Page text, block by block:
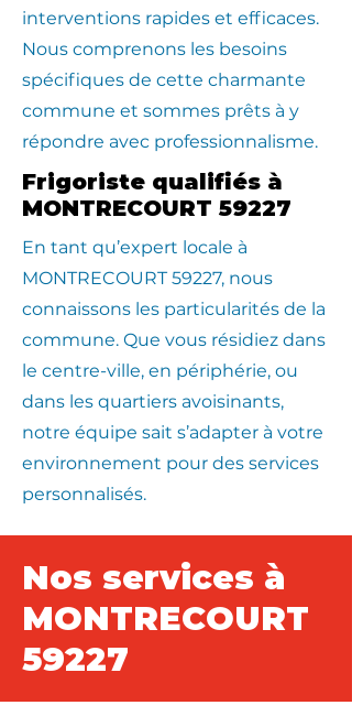
interventions rapides et efficaces.
Nous comprenons les besoins
spécifiques de cette charmante
commune et sommes prêts à y
répondre avec professionnalisme.
Frigoriste qualifiés à
MONTRECOURT 59227
En tant qu’expert locale à
MONTRECOURT 59227, nous
connaissons les particularités de la
commune. Que vous résidiez dans
le centre-ville, en périphérie, ou
dans les quartiers avoisinants,
notre équipe sait s’adapter à votre
environnement pour des services
personnalisés.
Nos services à
MONTRECOURT
59227